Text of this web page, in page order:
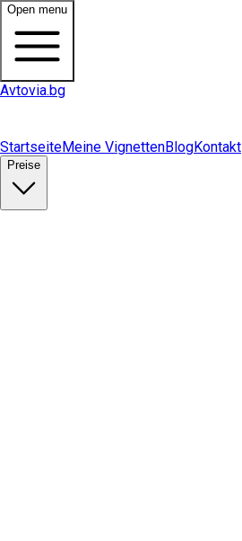
Open menu
Avtovia.bg
StartseiteMeine VignettenBlogKontakt
Preise